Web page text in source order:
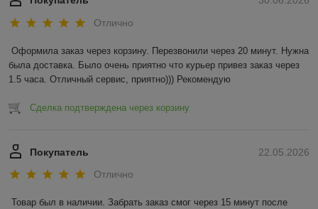
Отлично
Оформила заказ через корзину. Перезвонили через 20 минут. Нужна
была доставка. Было очень приятно что курьер привез заказ через
1.5 часа. Отличный сервис, приятно))) Рекомендую
Сделка подтверждена через корзину
22.05.2026
Покупатель
Отлично
Товар был в наличии. Забрать заказ смог через 15 минут после